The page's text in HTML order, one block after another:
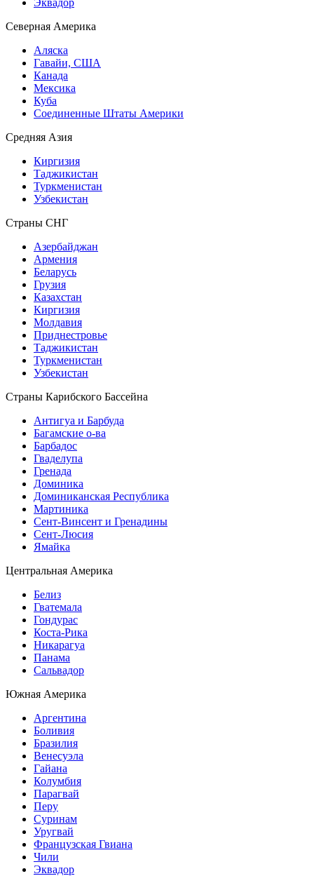
Эквадор
Северная Америка
Аляска
Гавайи, США
Канада
Мексика
Куба
Соединенные Штаты Америки
Средняя Азия
Киргизия
Таджикистан
Туркменистан
Узбекистан
Страны СНГ
Азербайджан
Армения
Беларусь
Грузия
Казахстан
Киргизия
Молдавия
Приднестровье
Таджикистан
Туркменистан
Узбекистан
Страны Карибского Бассейна
Антигуа и Барбуда
Багамские о-ва
Барбадос
Гваделупа
Гренада
Доминика
Доминиканская Республика
Мартиника
Сент-Винсент и Гренадины
Сент-Люсия
Ямайка
Центральная Америка
Белиз
Гватемала
Гондурас
Коста-Рика
Никарагуа
Панама
Сальвадор
Южная Америка
Аргентина
Боливия
Бразилия
Венесуэла
Гайана
Колумбия
Парагвай
Перу
Суринам
Уругвай
Французская Гвиана
Чили
Эквадор